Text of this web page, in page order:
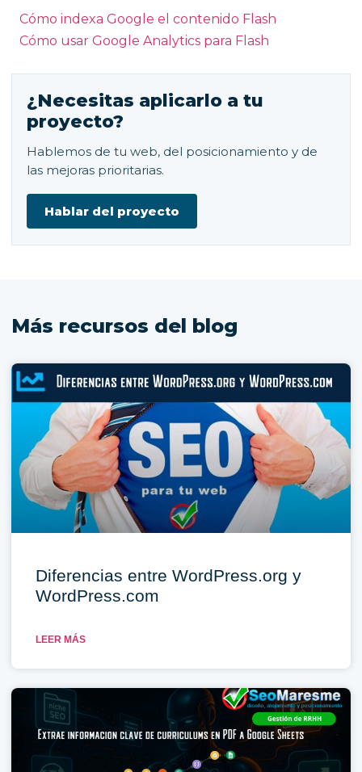
Cómo indexa Google el contenido Flash
Cómo usar Google Analytics para Flash
¿Necesitas aplicarlo a tu
proyecto?
Hablemos de tu web, del posicionamiento y de
las mejoras prioritarias.
Hablar del proyecto
Más recursos del blog
Diferencias entre WordPress.org y
WordPress.com
LEER MÁS